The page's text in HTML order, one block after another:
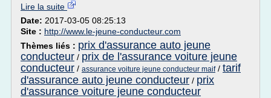
Lire la suite
Date: 2017-03-05 08:25:13
Site : http://www.le-jeune-conducteur.com
Thèmes liés : prix d'assurance auto jeune
conducteur / prix de l'assurance voiture jeune
conducteur / assurance voiture jeune conducteur maif/ tarif
d'assurance auto jeune conducteur / prix
d'assurance voiture jeune conducteur